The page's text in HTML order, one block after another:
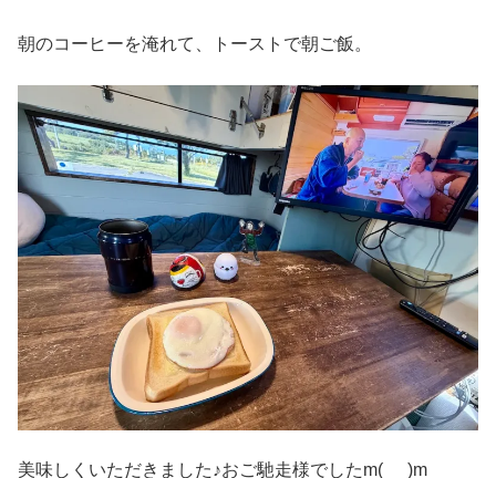
朝のコーヒーを淹れて、トーストで朝ご飯。
美味しくいただきました♪おご馳走様でしたm(_ _)m